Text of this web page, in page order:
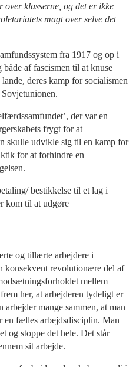
over klasserne, og det er ikke
magt over selve det
fra 1917 og op i
af fascismen til at knuse
deres kamp for socialismen
der var en
frygt for at
skulle udvikle sig til en kamp for
for at forhindre en
bestikkelse til et lag i
kom til at udgøre
og tillærte arbejdere i
konsekvent revolutionære del af
mellem
her, at arbejderen tydeligt er
mange sammen, at man
fælles arbejdsdisciplin. Man
og stoppe det hele. Det står
sit arbejde.